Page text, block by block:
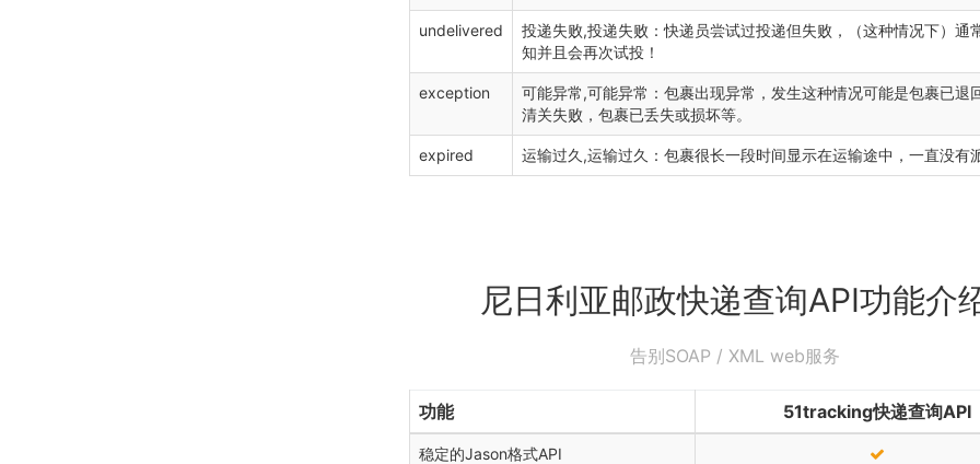
undelivered
投递失败,投递失败：快递员尝试过投递但失败，（这种情况下）通
知并且会再次试投！
exception
可能异常,可能异常：包裹出现异常，发生这种情况可能是包裹已退
清关失败，包裹已丢失或损坏等。
expired 运输过久,运输过久：包裹很长一段时间显示在运输途中，一直没有
尼日利亚邮政快递查询API功能介
告别SOAP / XML web服务
功能 51tracking快递查询API
稳定的Jason格式API